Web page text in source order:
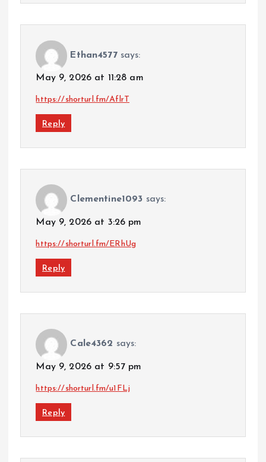
Ethan4577 says:
May 9, 2026 at 11:28 am
https://shorturl.fm/AflrT
Reply
Clementine1093 says:
May 9, 2026 at 3:26 pm
https://shorturl.fm/ERhUg
Reply
Cale4362 says:
May 9, 2026 at 9:57 pm
https://shorturl.fm/u1FLj
Reply